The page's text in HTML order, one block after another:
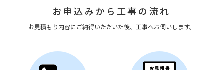
お申込みから工事の流れ
お見積もり内容にご納得いただいた後、工事へお伺いします。